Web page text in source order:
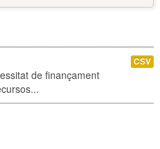
de finançament
CSV